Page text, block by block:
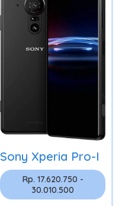
Sony Xperia Pro-I
Rp. 17.620.750 -
30.010.500